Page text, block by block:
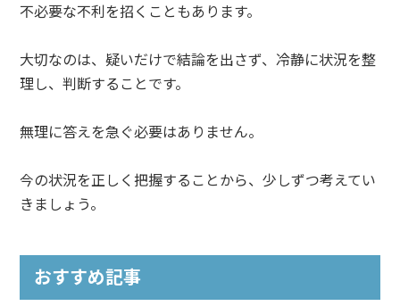
不必要な不利を招くこともあります。
大切なのは、疑いだけで結論を出さず、冷静に状況を整
理し、判断することです。
無理に答えを急ぐ必要はありません。
今の状況を正しく把握することから、少しずつ考えてい
きましょう。
おすすめ記事